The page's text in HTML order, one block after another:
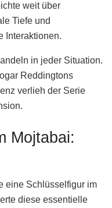
weit über
Tiefe und
Interaktionen.
in jeder Situation.
Reddingtons
verlieh der Serie
Mojtabai:
eine Schlüsselfigur im
diese essentielle